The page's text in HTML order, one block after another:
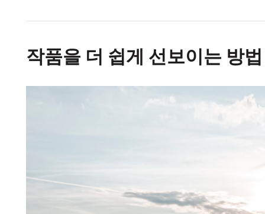
작품을 더 쉽게 선보이는 방법